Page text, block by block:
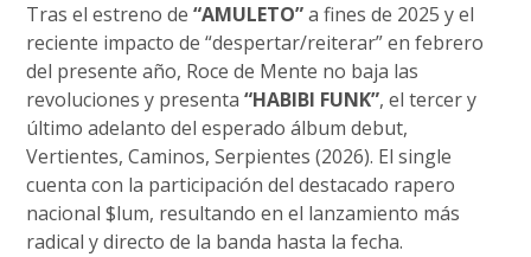
Tras el estreno de“AMULETO”a fines de 2025 y el
reciente impacto de “despertar/reiterar” en febrero
del presente año, Roce de Mente no baja las
revoluciones y presenta“HABIBI FUNK”, el tercer y
último adelanto del esperado álbum debut,
Vertientes, Caminos, Serpientes (2026). El single
cuenta con la participación del destacado rapero
nacional $lum, resultando en el lanzamiento más
radical y directo de la banda hasta la fecha.